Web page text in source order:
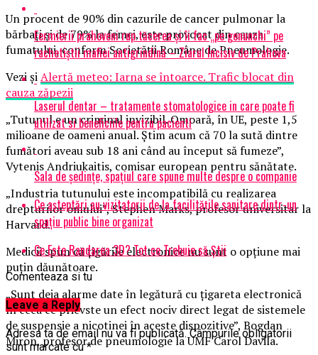
Un procent de 90% din cazurile de cancer pulmonar la
bărbați și de 79% la femei, este provocat din cauza
fumatului, conform Societăţii Române de Pneumologie.
Vezi șiAlertă meteo: Iarna se întoarce. Trafic blocat din
cauza zăpezii
„Tutunul e un criminal invizibil. Omoară, în UE, peste 1,5
milioane de oameni anual. Ştim acum că 70 la sută dintre
fumători aveau sub 18 ani când au început să fumeze”,
Vytenis Andriukaitis, comisar european pentru sănătate.
„Industria tutunului este incompatibilă cu realizarea
drepturilor omului”, Stephen Marks, profesor universitar la
Harvard.
Medicii spun că ţigările electronice nu sunt o opţiune mai
puţin dăunătoare.
„Sunt deja alarme date în legătură cu țigareta electronică
în ceea ce prievste un efect nociv direct legat de sistemele
de suspensie a nicotinei în aceste dispozitive”, Bogdan
Miron, profesor de pneumologie la UMF Carol Davila.
Fermierii prahoveni rup tăcerea și îi fac „pe genunchi” pe
rachetiștii mafiei antigrindină – Ziarul Incisiv de Prahova
Laserul dentar – tratamente stomatologice in care poate fi
utilizat si beneficiile pentru pacienti
Sala de ședințe, spațiul care spune multe despre o companie
Ce așteptări au vizitatorii de la facilitățile sanitare dintr-un
spațiu public bine organizat
Ce Este Randarea 3D? Tot ce Trebuie să Știi
Comenteaza si tu
Leave a Reply
Adresa ta de email nu va fi publicată. Câmpurile obligatorii
sunt marcate cu*